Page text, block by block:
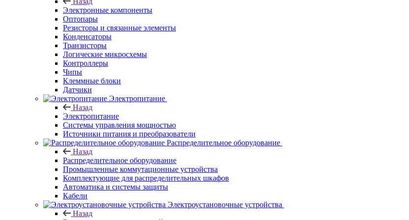
Электронные компоненты
Оптопары
Резисторы и связанные элементы
Конденсаторы
Транзисторы
Логические микросхемы
Контроллеры
Чипы
Клеммные блоки
Датчики
Электропитание
Назад
Электропитание
Системы управления мощностью
Источники питания и преобразователи
Распределительное оборудование
Назад
Распределительное оборудование
Промышленные коммутационные устройства
Комплектующие для распределительных шкафов
Автоматика и системы защиты
Кабели
Электроустановочные устройства
Назад